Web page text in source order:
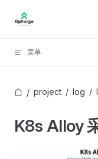
Skip to content
菜单
/ project / log /
K8s Alloy